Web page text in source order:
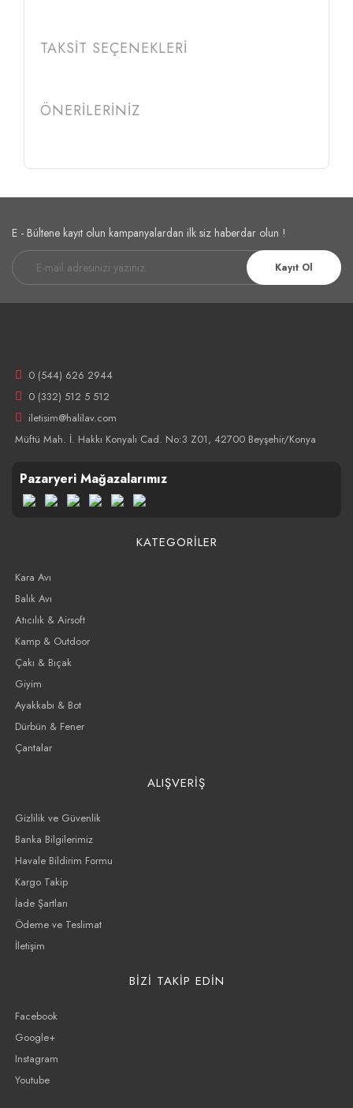
TAKSİT SEÇENEKLERİ
ÖNERİLERİNİZ
E - Bültene kayıt olun kampanyalardan ilk siz haberdar olun !
Kayıt Ol
0 (544) 626 2944
0 (332) 512 5 512
iletisim@halilav.com
Müftü Mah. İ. Hakkı Konyalı Cad. No:3 Z01, 42700 Beyşehir/Konya
Pazaryeri Mağazalarımız
KATEGORİLER
Kara Avı
Balık Avı
Atıcılık & Airsoft
Kamp & Outdoor
Çakı & Bıçak
Giyim
Ayakkabı & Bot
Dürbün & Fener
Çantalar
ALIŞVERİŞ
Gizlilik ve Güvenlik
Banka Bilgilerimiz
Havale Bildirim Formu
Kargo Takip
İade Şartları
Ödeme ve Teslimat
İletişim
BİZİ TAKİP EDİN
Facebook
Google+
Instagram
Youtube